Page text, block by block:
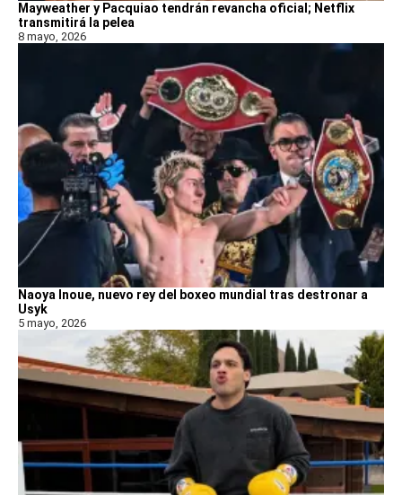
Mayweather y Pacquiao tendrán revancha oficial; Netflix
transmitirá la pelea
8 mayo, 2026
Naoya Inoue, nuevo rey del boxeo mundial tras destronar a
Usyk
5 mayo, 2026